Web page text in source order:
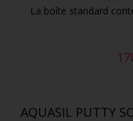
La boîte standard
AQUASIL PUTTY